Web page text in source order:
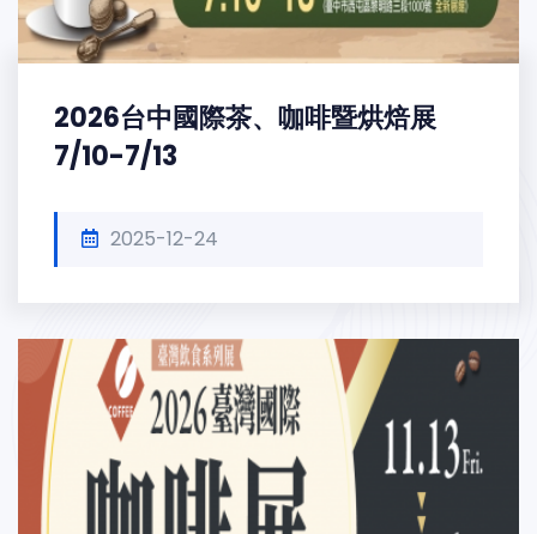
2026台中國際茶、咖啡暨烘焙展
7/10-7/13
2025-12-24